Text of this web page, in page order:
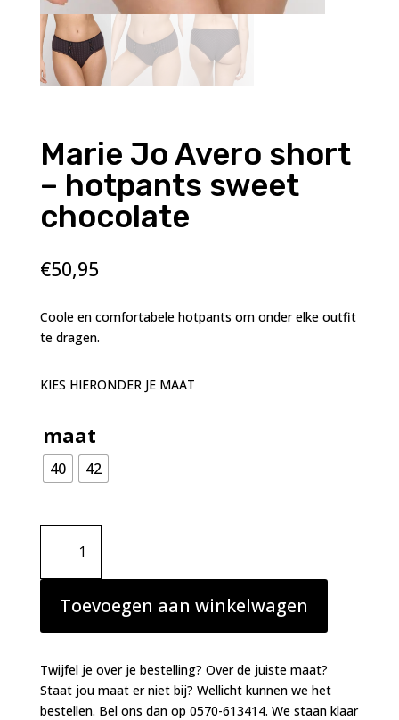
Marie Jo Avero short
– hotpants sweet
chocolate
€50,95
Coole en comfortabele hotpants om onder elke outfit
te dragen.
KIES HIERONDER JE MAAT
maat
40 42
Marie
Avero
short
hotpants
chocolate
aantal
Toevoegen aan winkelwagen
Twijfel je over je bestelling? Over de juiste maat?
Staat jou maat er niet bij? Wellicht kunnen we het
bestellen. Bel ons dan op 0570-613414. We staan klaar